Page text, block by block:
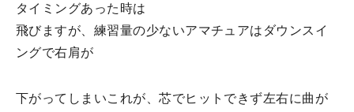
タイミングあった時は
飛びますが、練習量の少ないアマチュアはダウンスイ
ングで右肩が
下がってしまいこれが、芯でヒットできず左右に曲が